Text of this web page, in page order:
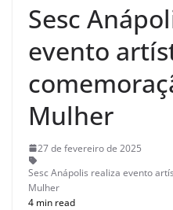
Sesc
evento
Mulher
27 de fevereiro de 2025
Sesc Anápolis realiza evento
Mulher
4 min read